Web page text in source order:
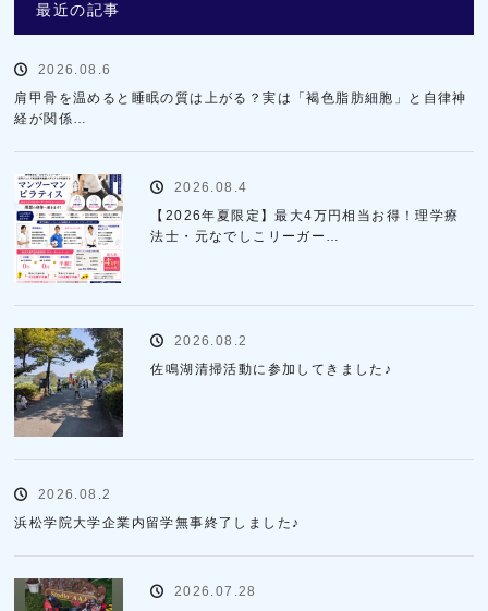
最近の記事
2026.08.6
肩甲骨を温めると睡眠の質は上がる？実は「褐色脂肪細胞」と自律神
経が関係…
2026.08.4
【2026年夏限定】最大4万円相当お得！理学療
法士・元なでしこリーガー…
2026.08.2
佐鳴湖清掃活動に参加してきました♪
2026.08.2
浜松学院大学企業内留学無事終了しました♪
2026.07.28